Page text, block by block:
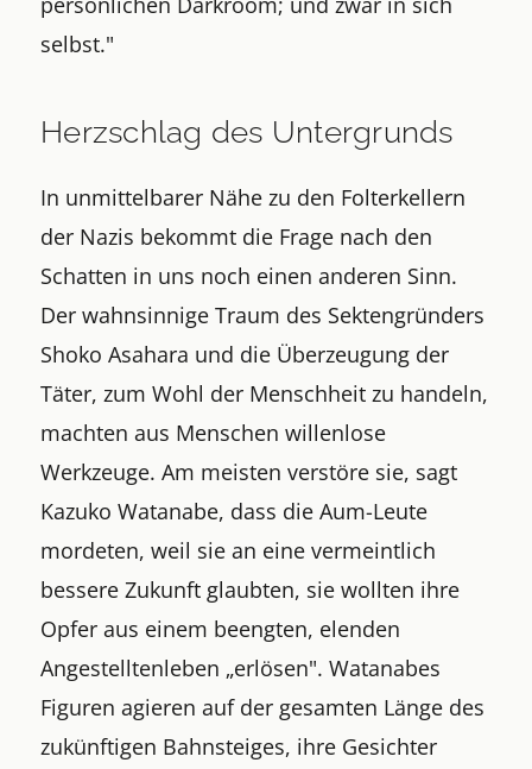
selbst."
Herzschlag des Untergrunds
In unmittelbarer Nähe zu den Folterkellern
der Nazis bekommt die Frage nach den
Schatten in uns noch einen anderen Sinn.
Der wahnsinnige Traum des Sektengründers
Shoko Asahara und die Überzeugung der
Täter, zum Wohl der Menschheit zu handeln,
machten aus Menschen willenlose
Werkzeuge. Am meisten verstöre sie, sagt
Kazuko Watanabe, dass die Aum-Leute
mordeten, weil sie an eine vermeintlich
bessere Zukunft glaubten, sie wollten ihre
Opfer aus einem beengten, elenden
Angestelltenleben „erlösen". Watanabes
Figuren agieren auf der gesamten Länge des
zukünftigen Bahnsteiges, ihre Gesichter